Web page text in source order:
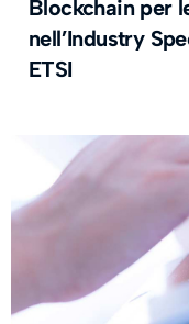
Blockchain per
nell’Industry
ETSI